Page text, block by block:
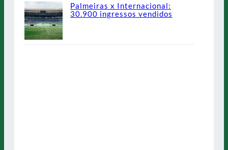
Palmeiras x Internacional:
30.900 ingressos vendidos